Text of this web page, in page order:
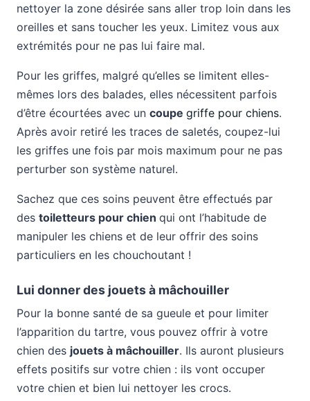
nettoyer la zone désirée sans aller trop loin dans les
oreilles et sans toucher les yeux. Limitez vous aux
extrémités pour ne pas lui faire mal.
Pour les griffes, malgré qu’elles se limitent elles-
mêmes lors des balades, elles nécessitent parfois
d’être écourtées avec un coupe griffe pour chiens.
Après avoir retiré les traces de saletés, coupez-lui
les griffes une fois par mois maximum pour ne pas
perturber son système naturel.
Sachez que ces soins peuvent être effectués par
des toiletteurs pour chien qui ont l’habitude de
manipuler les chiens et de leur offrir des soins
particuliers en les chouchoutant !
Lui donner des jouets à mâchouiller
Pour la bonne santé de sa gueule et pour limiter
l’apparition du tartre, vous pouvez offrir à votre
chien des jouets à mâchouiller. Ils auront plusieurs
effets positifs sur votre chien : ils vont occuper
votre chien et bien lui nettoyer les crocs.